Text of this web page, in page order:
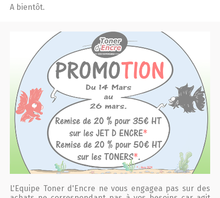
A bientôt.
L'Equipe Tonerd'Encre ne vous engagea pas sur des